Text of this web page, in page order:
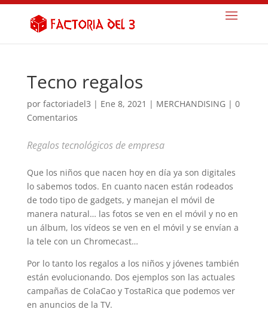
Tecno regalos
por factoriadel3 | Ene 8, 2021 | MERCHANDISING | 0
Comentarios
Regalos tecnológicos de empresa
Que los niños que nacen hoy en día ya son digitales
lo sabemos todos. En cuanto nacen están rodeados
de todo tipo de gadgets, y manejan el móvil de
manera natural… las fotos se ven en el móvil y no en
un álbum, los vídeos se ven en el móvil y se envían a
la tele con un Chromecast…
Por lo tanto los regalos a los niños y jóvenes también
están evolucionando. Dos ejemplos son las actuales
campañas de ColaCao y TostaRica que podemos ver
en anuncios de la TV.